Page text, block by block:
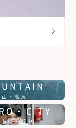
山・高原
・CITY
ロ・街中